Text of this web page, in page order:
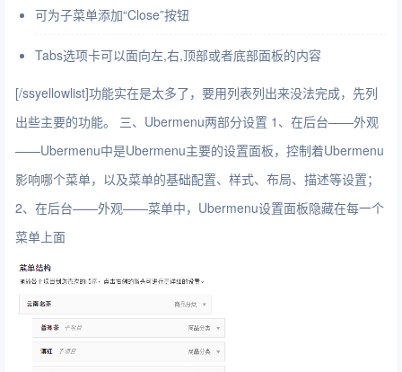
可为子菜单添加“Close”按钮
Tabs选项卡可以面向左,右,顶部或者底部面板的内容
[/ssyellowlist]功能实在是太多了，要用列表列出来没法完成，先列
出些主要的功能。 三、Ubermenu两部分设置 1、在后台——外观
——Ubermenu中是Ubermenu主要的设置面板，控制着Ubermenu
影响哪个菜单，以及菜单的基础配置、样式、布局、描述等设置；
2、在后台——外观——菜单中，Ubermenu设置面板隐藏在每一个
菜单上面